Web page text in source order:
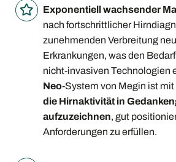
Exponentiell wachsender
nach fortschrittlicher
zunehmenden Verbreitung
Erkrankungen, was den
nicht-invasiven Technologien
Neo-System von Megin ist
die Hirnaktivität in
aufzuzeichnen, gut
Anforderungen zu erfüllen.